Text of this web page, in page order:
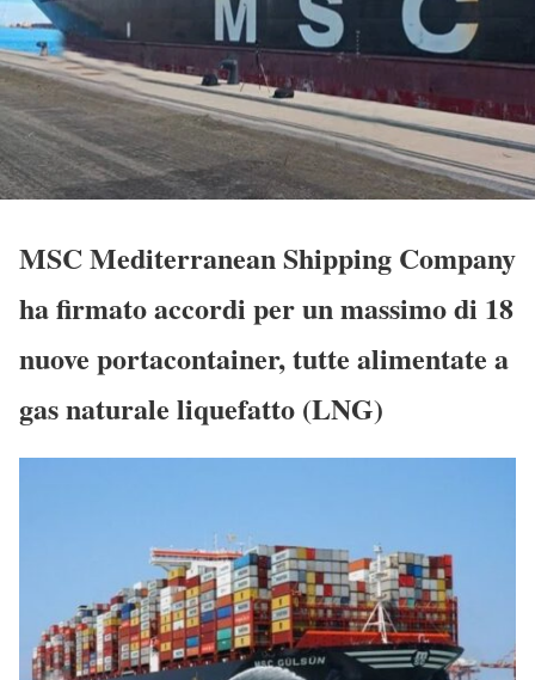
MSC Mediterranean Shipping Company
ha firmato accordi per un massimo di 18
nuove portacontainer, tutte alimentate a
gas naturale liquefatto (LNG)